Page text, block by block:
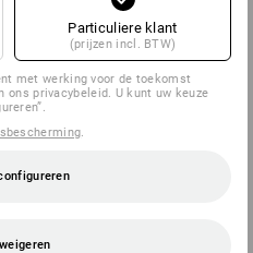
Particuliere klant
(prijzen incl. BTW)
met werking voor de toekomst
ons privacybeleid. U kunt uw keuze
.